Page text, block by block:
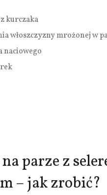
kurczaka
włoszczyzny mrożonej w
naciowego
parze z
– jak zrobić?